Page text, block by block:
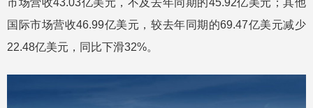
市场营收43.03亿美元，不及去年同期的45.92亿美元；其他
国际市场营收46.99亿美元，较去年同期的69.47亿美元减少
22.48亿美元，同比下滑32%。